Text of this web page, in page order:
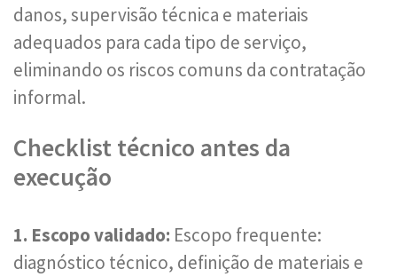
danos, supervisão técnica e materiais
adequados para cada tipo de serviço,
eliminando os riscos comuns da contratação
informal.
Checklist técnico antes da
execução
1. Escopo validado: Escopo frequente:
diagnóstico técnico, definição de materiais e